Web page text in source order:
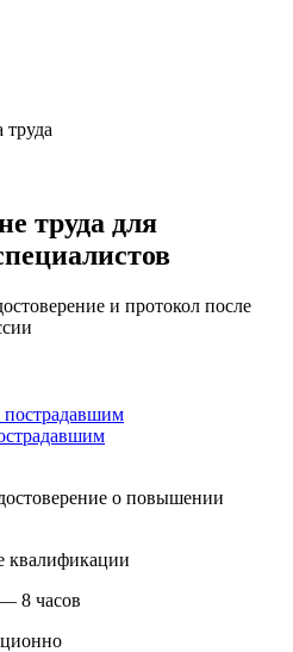
труда
труда для
и протокол после
о повышении
— 8 часов